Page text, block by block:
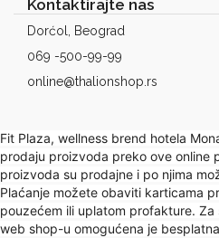
Kontaktirajte nas
Dorćol, Beograd
069 -500-99-99
online@thalionshop.rs
Fit Plaza, wellness brend hotela
prodaju proizvoda preko ove online
proizvoda su prodajne i po njima
Plaćanje možete obaviti karticama
pouzećem ili uplatom profakture.
web shop-u omogućena je